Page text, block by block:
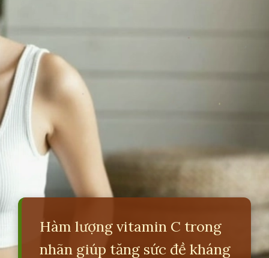
Hàm lượng vitamin C trong
nhãn giúp tăng sức đề kháng